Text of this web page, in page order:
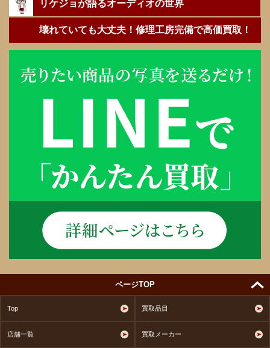
リケジョが語るオーディオの世界
壊れていても大丈夫！修理工房完備で高価買取！
ページTOP
Top 買取品目
店舗一覧 買取メーカー